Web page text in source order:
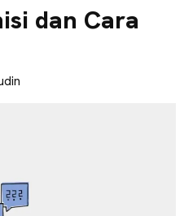
dan Cara